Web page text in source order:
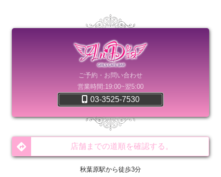
ご予約・お問い合わせ
営業時間:19:00~翌5:00
03-3525-7530
店舗までの道順を確認する。
秋葉原駅から徒歩3分